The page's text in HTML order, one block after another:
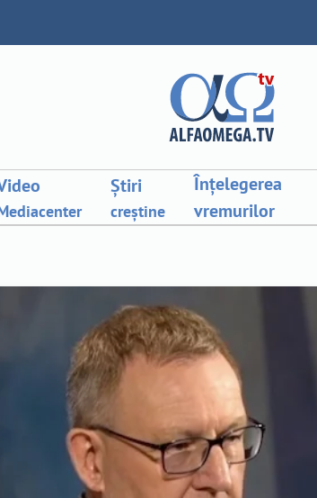
Știri
creștine
Înțelegerea
vremurilor